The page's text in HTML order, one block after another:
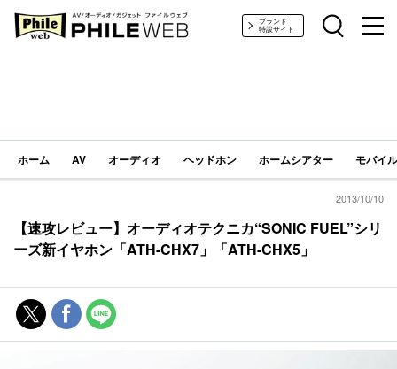
PHILE WEB｜AV/オーディオ/ガジェットブランド
特設サイト
ホーム AV オーディオ ヘッドホン ホームシアター モバイ
2013/10/10
【速攻レビュー】オーディオテクニカ“SONIC FUEL”シリ
ーズ新イヤホン「ATH-CHX7」「ATH-CHX5」